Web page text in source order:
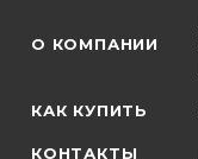
О КОМПАНИИ
КАК КУПИТЬ
КОНТАКТЫ